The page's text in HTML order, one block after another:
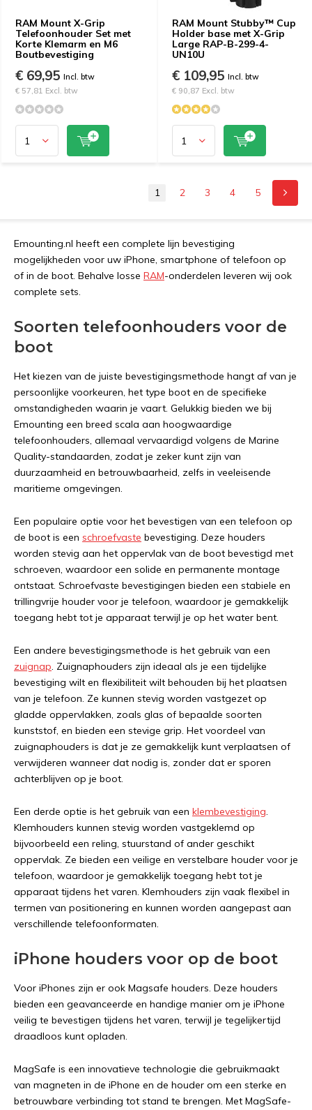
RAM Mount X-Grip
Telefoonhouder Set met
Korte Klemarm en M6
Boutbevestiging
€ 69,95 Incl. btw
€ 57,81 Excl. btw
RAM Mount Stubby™ Cup
Holder base met X-Grip
Large RAP-B-299-4-
UN10U
€ 109,95 Incl. btw
€ 90,87 Excl. btw
1 2 3 4 5
Emounting.nl heeft een complete lijn bevestiging
mogelijkheden voor uw iPhone, smartphone of telefoon op
of in de boot. Behalve losse RAM-onderdelen leveren wij ook
complete sets.
Soorten telefoonhouders voor de
boot
Het kiezen van de juiste bevestigingsmethode hangt af van je
persoonlijke voorkeuren, het type boot en de specifieke
omstandigheden waarin je vaart. Gelukkig bieden we bij
Emounting een breed scala aan hoogwaardige
telefoonhouders, allemaal vervaardigd volgens de Marine
Quality-standaarden, zodat je zeker kunt zijn van
duurzaamheid en betrouwbaarheid, zelfs in veeleisende
maritieme omgevingen.
Een populaire optie voor het bevestigen van een telefoon op
de boot is een schroefvaste bevestiging. Deze houders
worden stevig aan het oppervlak van de boot bevestigd met
schroeven, waardoor een solide en permanente montage
ontstaat. Schroefvaste bevestigingen bieden een stabiele en
trillingvrije houder voor je telefoon, waardoor je gemakkelijk
toegang hebt tot je apparaat terwijl je op het water bent.
Een andere bevestigingsmethode is het gebruik van een
zuignap. Zuignaphouders zijn ideaal als je een tijdelijke
bevestiging wilt en flexibiliteit wilt behouden bij het plaatsen
van je telefoon. Ze kunnen stevig worden vastgezet op
gladde oppervlakken, zoals glas of bepaalde soorten
kunststof, en bieden een stevige grip. Het voordeel van
zuignaphouders is dat je ze gemakkelijk kunt verplaatsen of
verwijderen wanneer dat nodig is, zonder dat er sporen
achterblijven op je boot.
Een derde optie is het gebruik van een klembevestiging.
Klemhouders kunnen stevig worden vastgeklemd op
bijvoorbeeld een reling, stuurstand of ander geschikt
oppervlak. Ze bieden een veilige en verstelbare houder voor je
telefoon, waardoor je gemakkelijk toegang hebt tot je
apparaat tijdens het varen. Klemhouders zijn vaak flexibel in
termen van positionering en kunnen worden aangepast aan
verschillende telefoonformaten.
iPhone houders voor op de boot
Voor iPhones zijn er ook Magsafe houders. Deze houders
bieden een geavanceerde en handige manier om je iPhone
veilig te bevestigen tijdens het varen, terwijl je tegelijkertijd
draadloos kunt opladen.
MagSafe is een innovatieve technologie die gebruikmaakt
van magneten in de iPhone en de houder om een sterke en
betrouwbare verbinding tot stand te brengen. Met MagSafe-